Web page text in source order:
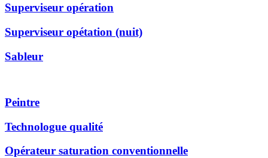
Superviseur opération
Superviseur opétation (nuit)
Sableur
Peintre
Technologue qualité
Opérateur saturation conventionnelle